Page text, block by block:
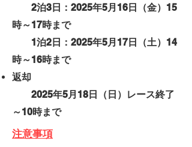
2泊3日： 2025年5月16日（金）15
時～17時まで
1泊2日： 2025年5月17日（土）14
時～16時まで
返却
2025年5月18日（日）レース終了
～10時まで
注意事項